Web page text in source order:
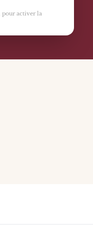
pour activer la